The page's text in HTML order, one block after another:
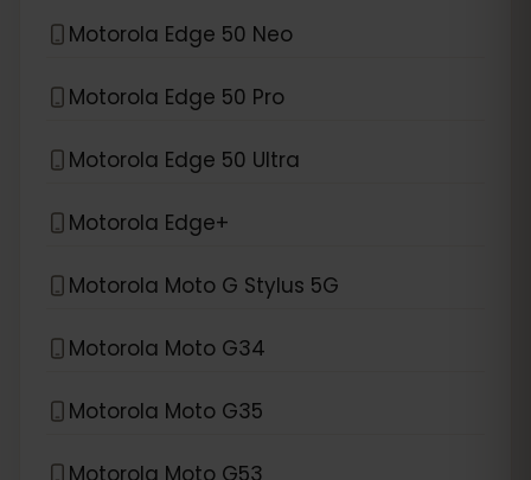
Motorola Edge 50 Neo
Motorola Edge 50 Pro
Motorola Edge 50 Ultra
Motorola Edge+
Motorola Moto G Stylus 5G
Motorola Moto G34
Motorola Moto G35
Motorola Moto G53